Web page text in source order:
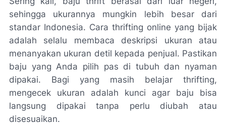
sehingga ukurannya mungkin lebih besar dari
standar Indonesia. Cara thrifting online yang bijak
adalah selalu membaca deskripsi ukuran atau
menanyakan ukuran detil kepada penjual. Pastikan
baju yang Anda pilih pas di tubuh dan nyaman
dipakai. Bagi yang masih belajar thrifting,
mengecek ukuran adalah kunci agar baju bisa
langsung dipakai tanpa perlu diubah atau
disesuaikan.